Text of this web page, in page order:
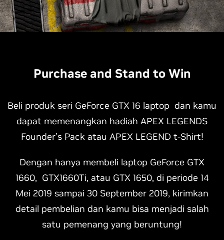
Purchase and Stand to Win
Beli produk seri GeForce GTX 16 laptop dan kamu
dapat memenangkan hadiah APEX LEGENDS
Founder’s Pack atau APEX LEGEND t-Shirt!
Dengan hanya membeli laptop GeForce GTX
1660, GTX1660Ti, atau GTX 1650, di periode 14
Mei 2019 sampai 30 September 2019, kirimkan
detail pembelian dan kamu bisa menjadi salah
satu pemenang yang beruntung!